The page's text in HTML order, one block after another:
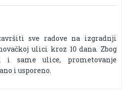
sve radove na izgradnji
ulici kroz 10 dana. Zbog
same ulice, prometovanje
i usporeno.